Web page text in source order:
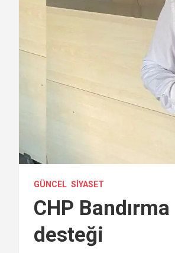
GÜNCEL SIYASET
CHP
desteği